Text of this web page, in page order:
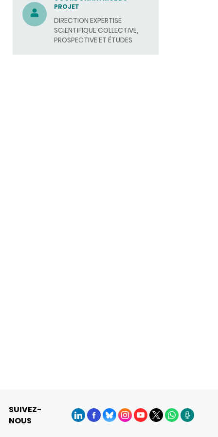
biodiversité
PROJET
DIRECTION EXPERTISE
SCIENTIFIQUE COLLECTIVE,
PROSPECTIVE ET ÉTUDES
SUIVEZ-
NOUS
LinkedInFacebook
BlueSkyInstagram
YouTube
X WhatsApp
Podcasts